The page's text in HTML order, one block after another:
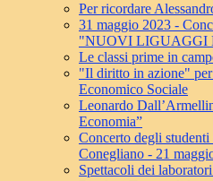
Per ricordare
31 maggio 2023 -
"NUOVI LIGUAGGI
Le classi prime in
"Il diritto in azione"
Economico Sociale
Leonardo
Economia”
Concerto degli
Conegliano - 21
Spettacoli dei